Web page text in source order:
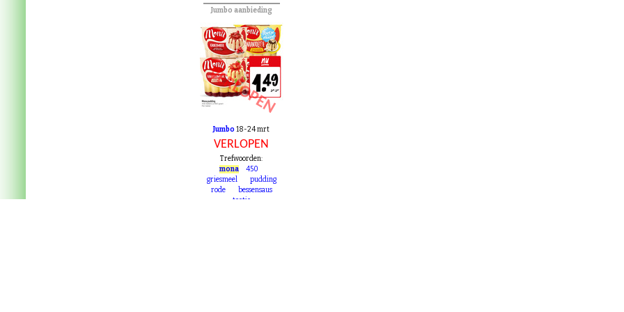
Jumbo aanbieding
VERLOPEN
Jumbo18-24 mrt
VERLOPEN
Trefwoorden:
mona
450
griesmeel